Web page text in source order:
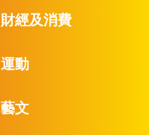
財經及消費
運動
藝文